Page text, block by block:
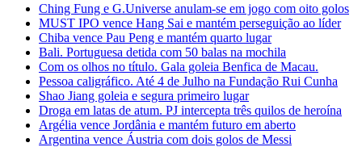
Ching Fung e G.Universe anulam-se em jogo com oito golos
MUST IPO vence Hang Sai e mantém perseguição ao líder
Chiba vence Pau Peng e mantém quarto lugar
Bali. Portuguesa detida com 50 balas na mochila
Com os olhos no título. Gala goleia Benfica de Macau.
Pessoa caligráfico. Até 4 de Julho na Fundação Rui Cunha
Shao Jiang goleia e segura primeiro lugar
Droga em latas de atum. PJ intercepta três quilos de heroína
Argélia vence Jordânia e mantém futuro em aberto
Argentina vence Áustria com dois golos de Messi